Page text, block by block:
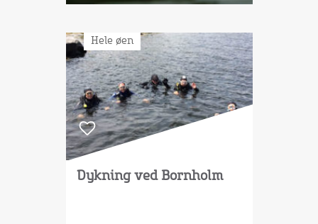
Hele øen
Dykning ved Bornholm